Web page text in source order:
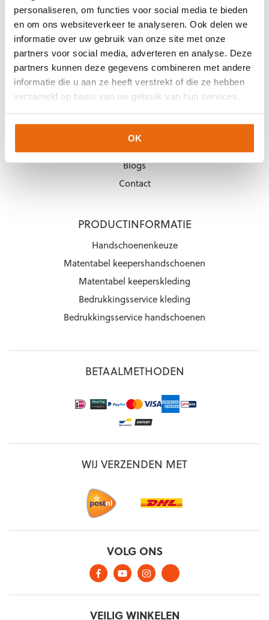
personaliseren, om functies voor social media te bieden
en om ons websiteverkeer te analyseren. Ook delen we
informatie over uw gebruik van onze site met onze
partners voor social media, adverteren en analyse. Deze
partners kunnen deze gegevens combineren met andere
informatie die u aan ze heeft verstrekt of die ze hebben
verzameld op basis van uw gebruik van hun services.
OK
Betaling & Levering
Ruilen & Retourneren
Garantie
KEEPERSHANDSCHOENEN.NL
Over ons
Blogs
Contact
PRODUCTINFORMATIE
Handschoenenkeuze
Matentabel keepershandschoenen
Matentabel keeperskleding
Bedrukkingsservice kleding
Bedrukkingsservice handschoenen
BETAALMETHODEN
WIJ VERZENDEN MET